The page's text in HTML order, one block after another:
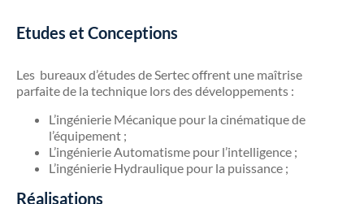
Etudes et Conceptions
Les bureaux d’études de Sertec offrent une maîtrise
parfaite de la technique lors des développements :
L’ingénierie Mécanique pour la cinématique de
l’équipement ;
L’ingénierie Automatisme pour l’intelligence ;
L’ingénierie Hydraulique pour la puissance ;
Réalisations